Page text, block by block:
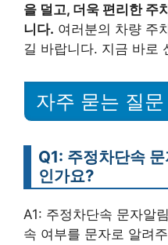
을 덜고, 더욱 편리한 주
니다. 여러분의 차량 주
길 바랍니다. 지금 바로
자주 묻는 질
Q1: 주정차단속
인가요?
A1: 주정차단속 문자알
속 여부를 문자로 알려